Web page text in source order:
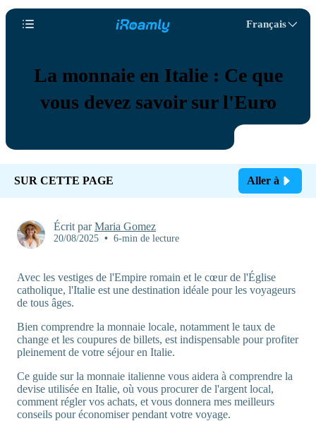
Français
La monnaie en Italie : Ce que
vous devez savoir sur l'Euro
SUR CETTE PAGE Aller à
Écrit parMaria Gomez
20/08/2025 • 6-min de lecture
Avec les vestiges de l'Empire romain et le cœur de l'Église
catholique, l'Italie est une destination idéale pour les voyageurs
de tous âges.
Bien comprendre la monnaie locale, notamment le taux de
change et les coupures de billets, est indispensable pour profiter
pleinement de votre séjour en Italie.
Ce guide sur la monnaie italienne vous aidera à comprendre la
devise utilisée en Italie, où vous procurer de l'argent local,
comment régler vos achats, et vous donnera mes meilleurs
conseils pour économiser pendant votre voyage.